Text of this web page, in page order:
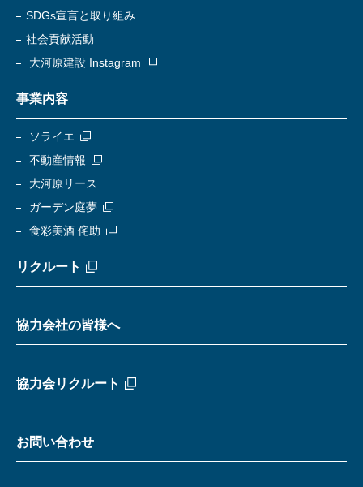
SDGs宣言と取り組み
社会貢献活動
大河原建設 Instagram
事業内容
ソライエ
不動産情報
大河原リース
ガーデン庭夢
食彩美酒 侘助
リクルート
協力会社の皆様へ
協力会リクルート
お問い合わせ